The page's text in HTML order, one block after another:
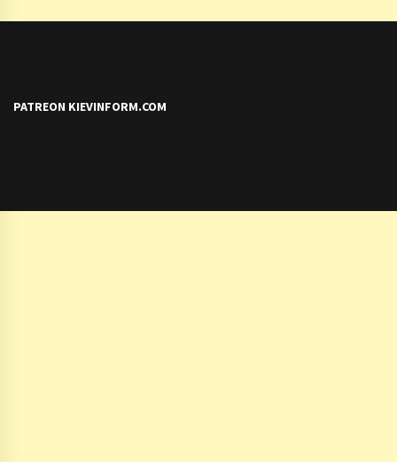
PATREON KIEVINFORM.COM